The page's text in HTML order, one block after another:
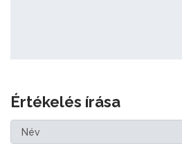
Értékelés írása